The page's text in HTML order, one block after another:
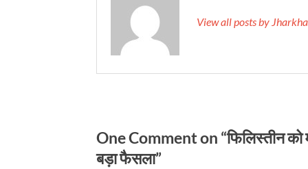
View all posts by
One Comment on “फिलिस्तीन को
बड़ा फैसला”